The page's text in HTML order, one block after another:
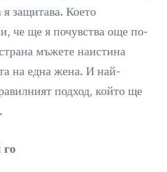
защитава. Което
че ще я почувства още по-
мъжете наистина
на една жена. И най-
подход, който ще